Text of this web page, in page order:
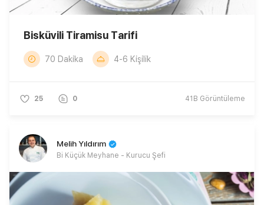
Bisküvili Tiramisu Tarifi
70 Dakika 4-6 Kişilik
25 0 41B Görüntüleme
Melih Yıldırım
Bi Küçük Meyhane - Kurucu Şefi